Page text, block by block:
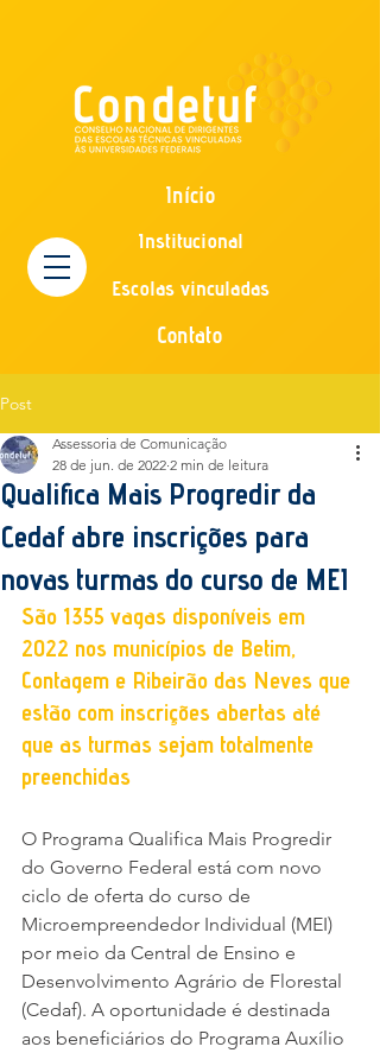
Início
Institucional
Escolas vinculadas
Contato
Post
Qualifica Mais Progredir da
Cedaf abre inscrições para
novas turmas do curso de MEI
Assessoria de Comunicação
28 de jun. de 2022 2 min de leitura
São 1355 vagas disponíveis em
2022 nos municípios de Betim,
Contagem e Ribeirão das Neves que
estão com inscrições abertas até
que as turmas sejam totalmente
preenchidas
O Programa Qualifica Mais Progredir
do Governo Federal está com novo
ciclo de oferta do curso de
Microempreendedor Individual (MEI)
por meio da Central de Ensino e
Desenvolvimento Agrário de Florestal
(Cedaf). A oportunidade é destinada
aos beneficiários do Programa Auxílio